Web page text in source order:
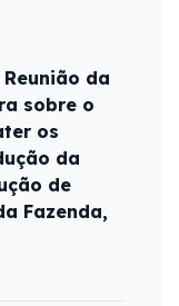
da
sobre o
os
da
de
Fazenda,